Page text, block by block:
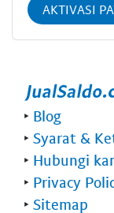
AKTIVASI
‣ Blog
‣ Syarat &
‣ Hubungi
‣ Privacy
‣ Sitemap